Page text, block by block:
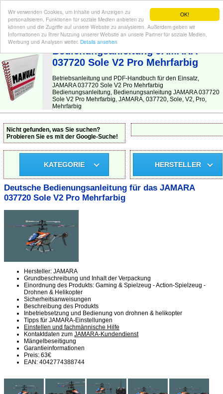
OK!
Wir verwenden Cookies, um Inhalte und Anzeigen zu
personalisieren, Funktionen für soziale Medien anbieten zu
können und die Zugriffe auf unsere Website zu analysieren. Außerdem geben wir
Informationen zu Ihrer Nutzung unserer Website an unsere Partner für soziale Medien,
Werbung und Analysen weiter. Details ansehen
BEDIENUNGSANLEITUNG| Hier finden Sie die deutsche Anleitung!
Bedienungsanleitung JAMARA
037720 Sole V2 Pro Mehrfarbig
Betriebsanleitung und PDF-Handbuch für den Einsatz,
JAMARA 037720 Sole V2 Pro Mehrfarbig
Bedienungsanleitung, Bedienungsanleitung JAMARA 037720
Sole V2 Pro Mehrfarbig, JAMARA, 037720, Sole, V2, Pro,
Mehrfarbig
Nicht gefunden, was Sie suchen?
Probieren Sie es mit der Google-Suche!
KATEGORIE HERSTELLER
Deutsche Bedienungsanleitung für das JAMARA
037720 Sole V2 Pro Mehrfarbig
Hersteller: JAMARA
Grundbeschreibung und Inhalt der Verpackung
Einordnung des Produkts: Gaming & Spielzeug - Action-Spielzeug -
Drohnen & Helikopter
Sicherheitsanweisungen
Beschreibung des Produkts
Inbetriebsetzung und Bedienung von drohnen & helikopter
Tipps für JAMARA-Einstellungen
Einstellen und fachmännische Hilfe
Kontaktdaten zum JAMARA-Kundendienst
Mängelbeseitigung
Garantieinformationen
Preis: 63€
EAN: 4042774388744